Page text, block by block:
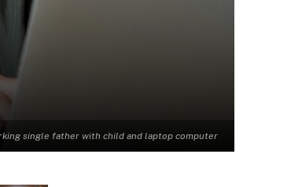
single father with child and laptop computer